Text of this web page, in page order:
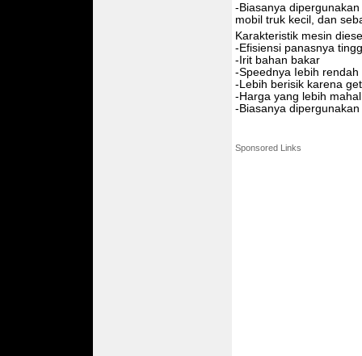
-Biasanya
mobil truk kecil, dan
Karakteristik mesin
-Efisiensi panasnya
-Irit bahan bakar
-Speednya Iebih
-Lebih berisik karena
-Harga yang lebih mahal
-Biasanya
Sponsored Links